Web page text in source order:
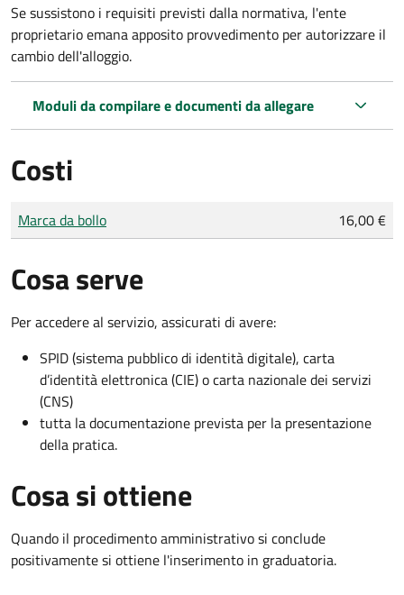
Se sussistono i requisiti previsti dalla normativa, l'ente
proprietario emana apposito provvedimento per autorizzare il
cambio dell'alloggio.
Moduli da compilare e documenti da allegare
Costi
Tipo di pagamento
Importo
Marca da bollo 16,00 €
Cosa serve
Per accedere al servizio, assicurati di avere:
SPID (sistema pubblico di identità digitale), carta
d’identità elettronica (CIE) o carta nazionale dei servizi
(CNS)
tutta la documentazione prevista per la presentazione
della pratica.
Cosa si ottiene
Quando il procedimento amministrativo si conclude
positivamente si ottiene l'inserimento in graduatoria.